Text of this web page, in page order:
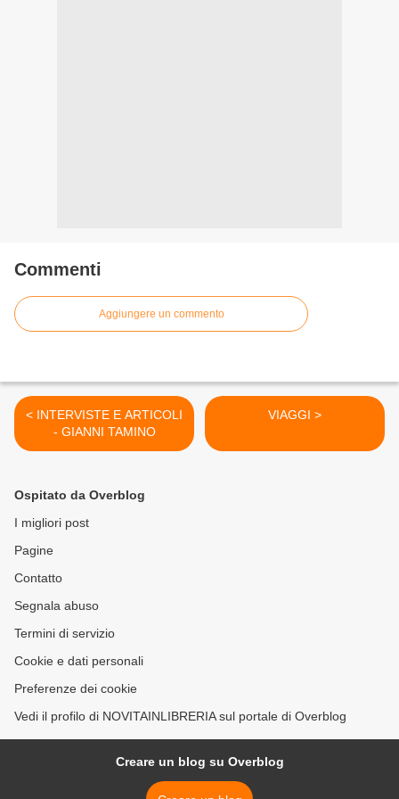
Commenti
Aggiungere un commento
< INTERVISTE E ARTICOLI
- GIANNI TAMINO
VIAGGI >
Ospitato da Overblog
I migliori post
Pagine
Contatto
Segnala abuso
Termini di servizio
Cookie e dati personali
Preferenze dei cookie
Vedi il profilo di NOVITAINLIBRERIA sul portale di Overblog
Creare un blog su Overblog